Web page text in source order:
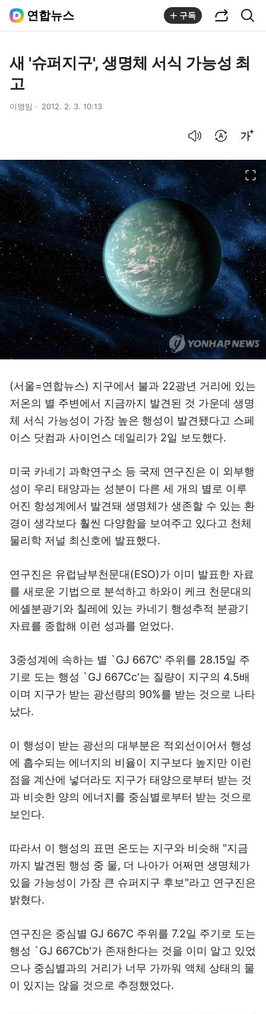
연합뉴스 구독
새 '슈퍼지구', 생명체 서식 가능성 최
고
이영임 2012. 2. 3. 10:13
(서울=연합뉴스) 지구에서 불과 22광년 거리에 있는
저온의 별 주변에서 지금까지 발견된 것 가운데 생명
체 서식 가능성이 가장 높은 행성이 발견됐다고 스페
이스 닷컴과 사이언스 데일리가 2일 보도했다.
미국 카네기 과학연구소 등 국제 연구진은 이 외부행
성이 우리 태양과는 성분이 다른 세 개의 별로 이루
어진 항성계에서 발견돼 생명체가 생존할 수 있는 환
경이 생각보다 훨씬 다양함을 보여주고 있다고 천체
물리학 저널 최신호에 발표했다.
연구진은 유럽남부천문대(ESO)가 이미 발표한 자료
를 새로운 기법으로 분석하고 하와이 케크 천문대의
에셸분광기와 칠레에 있는 카네기 행성추적 분광기
자료를 종합해 이런 성과를 얻었다.
3중성계에 속하는 별 `GJ 667C' 주위를 28.15일 주
기로 도는 행성 `GJ 667Cc'는 질량이 지구의 4.5배
이며 지구가 받는 광선량의 90%를 받는 것으로 나타
났다.
이 행성이 받는 광선의 대부분은 적외선이어서 행성
에 흡수되는 에너지의 비율이 지구보다 높지만 이런
점을 계산에 넣더라도 지구가 태양으로부터 받는 것
과 비슷한 양의 에너지를 중심별로부터 받는 것으로
보인다.
따라서 이 행성의 표면 온도는 지구와 비슷해 "지금
까지 발견된 행성 중 물, 더 나아가 어쩌면 생명체가
있을 가능성이 가장 큰 슈퍼지구 후보"라고 연구진은
밝혔다.
연구진은 중심별 GJ 667C 주위를 7.2일 주기로 도는
행성 `GJ 667Cb'가 존재한다는 것을 이미 알고 있었
으나 중심별과의 거리가 너무 가까워 액체 상태의 물
이 있지는 않을 것으로 추정했었다.